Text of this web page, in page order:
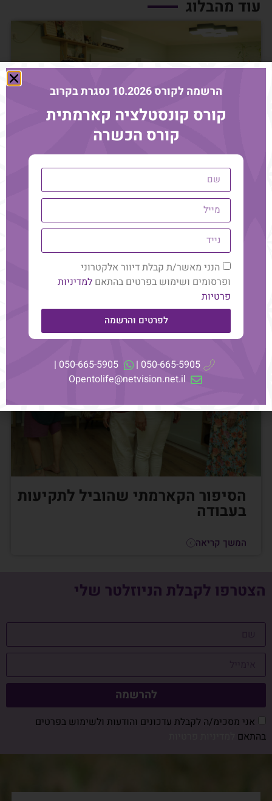
עוד מהבלוג
האם הייעוד שלך הוא באמת
המקצוע שלך? תובנות ממעבדת
המשך קריאה
הסיפור הקארמתי שהוביל לתקיעות
בעבודה
המשך קריאה
הצטרפו לקבלת הניוזלטר שלי
אני מסכימ/ה לקבלת עדכונים והודעות ולשימוש בפרטים
בהתאם
להרשמה
הרשמה לקורס 10.2026 נסגרת בקרוב
קורס קונסטלציה קארמתית
קורס הכשרה
הנני מאשר/ת קבלת דיוור אלקטרוני
ופרסומים ושימוש בפרטים בהתאםלמדיניות
פרטיות
לפרטים והרשמה
050-665-5905 |
050-665-5905 |
Opentolife@netvision.net.il